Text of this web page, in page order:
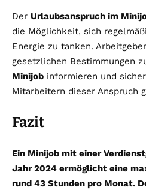
Der Urlaubsanspruch im
die Möglichkeit, sich
Energie zu tanken.
gesetzlichen Bestimmungen
Minijob informieren und
Mitarbeitern dieser Anspruch
Fazit
Ein Minijob mit einer
Jahr 2024 ermöglicht eine
rund 43 Stunden pro Monat.